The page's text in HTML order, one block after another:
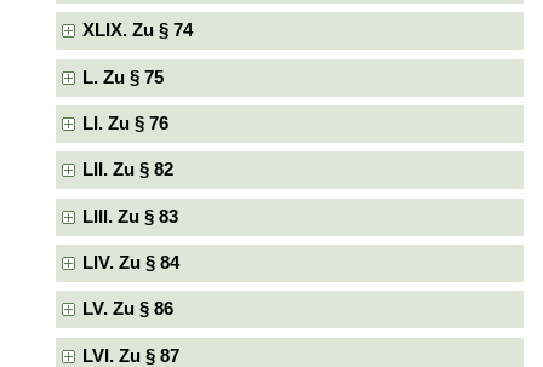
XLIX. Zu § 74
L. Zu § 75
LI. Zu § 76
LII. Zu § 82
LIII. Zu § 83
LIV. Zu § 84
LV. Zu § 86
LVI. Zu § 87